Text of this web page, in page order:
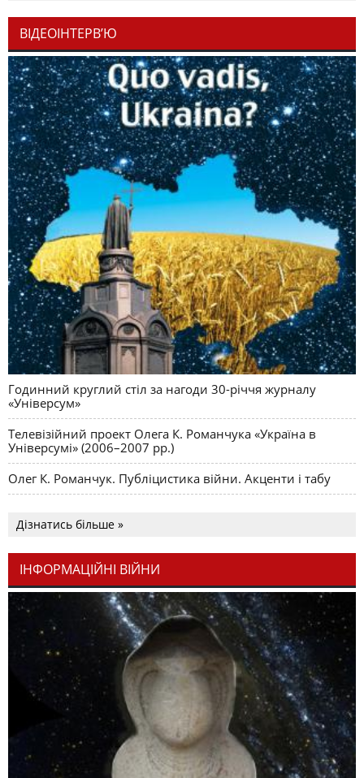
ВІДЕОІНТЕРВ’Ю
Годинний круглий стіл за нагоди 30-річчя журналу
«Універсум»
Телевізійний проект Олега К. Романчука «Україна в
Універсумі» (2006–2007 рр.)
Олег К. Романчук. Публіцистика війни. Акценти і табу
Дізнатись більше »
ІНФОРМАЦІЙНІ ВІЙНИ